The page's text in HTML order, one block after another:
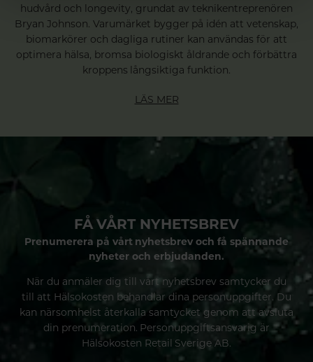
hudvård och longevity, grundat av teknikentreprenören
Bryan Johnson. Varumärket bygger på idén att vetenskap,
biomarkörer och dagliga rutiner kan användas för att
optimera hälsa, bromsa biologiskt åldrande och förbättra
kroppens långsiktiga funktion.
LÄS MER
FÅ VÅRT NYHETSBREV
Prenumerera på vårt nyhetsbrev och få spännande
nyheter och erbjudanden.
När du anmäler dig till vårt nyhetsbrev samtycker du
till att Hälsokosten behandlar dina personuppgifter. Du
kan närsomhelst återkalla samtycket genom att avsluta
din prenumeration. Personuppgiftsansvarig är
Hälsokosten Retail Sverige AB.